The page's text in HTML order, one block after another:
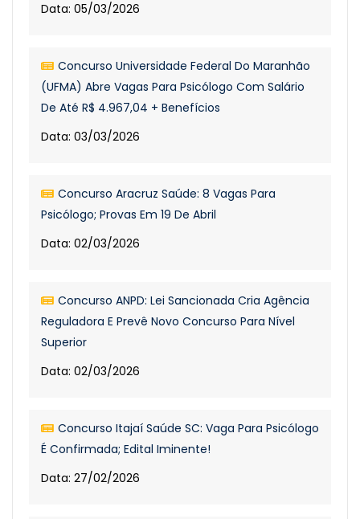
Data: 05/03/2026
Concurso Universidade Federal Do Maranhão
(UFMA) Abre Vagas Para Psicólogo Com Salário
De Até R$ 4.967,04 + Benefícios
Data: 03/03/2026
Concurso Aracruz Saúde: 8 Vagas Para
Psicólogo; Provas Em 19 De Abril
Data: 02/03/2026
Concurso ANPD: Lei Sancionada Cria Agência
Reguladora E Prevê Novo Concurso Para Nível
Superior
Data: 02/03/2026
Concurso Itajaí Saúde SC: Vaga Para Psicólogo
É Confirmada; Edital Iminente!
Data: 27/02/2026